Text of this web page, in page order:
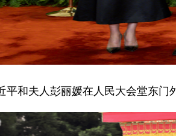
平和夫人彭丽媛在人民大会堂东